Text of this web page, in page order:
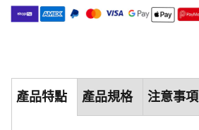
產品特點 產品規格 注意事項